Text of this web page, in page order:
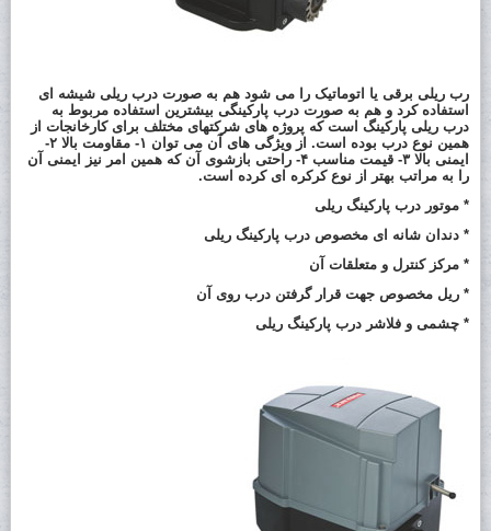
رب ریلی برقی یا اتوماتیک را می شود هم به صورت درب ریلی شیشه ای
استفاده کرد و هم به صورت درب پارکینگی بیشترین استفاده مربوط به
درب ریلی پارکینگ است که پروژه های شرکتهای مختلف برای کارخانجات از
همین نوع درب بوده است. از ویژگی های آن می توان ۱- مقاومت بالا ۲-
ایمنی بالا ۳- قیمت مناسب ۴- راحتی بازشوی آن که همین امر نیز ایمنی آن
را به مراتب بهتر از نوع کرکره ای کرده است.
* موتور درب پارکینگ ریلی
* دندان شانه ای مخصوص درب پارکینگ ریلی
* مرکز کنترل و متعلقات آن
* ریل مخصوص جهت قرار گرفتن درب روی آن
* چشمی و فلاشر درب پارکینگ ریلی